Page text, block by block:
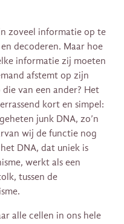
zoveel informatie op te
decoderen. Maar hoe
informatie zij moeten
afstemt op zijn
van een ander? Het
kort en simpel:
junk DNA, zo’n
wij de functie nog
DNA, dat uniek is
werkt als een
tussen de
alle cellen in ons hele